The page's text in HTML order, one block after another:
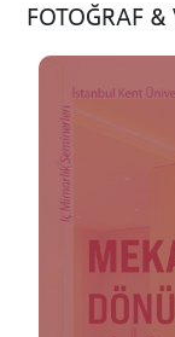
FOTOĞRAF &